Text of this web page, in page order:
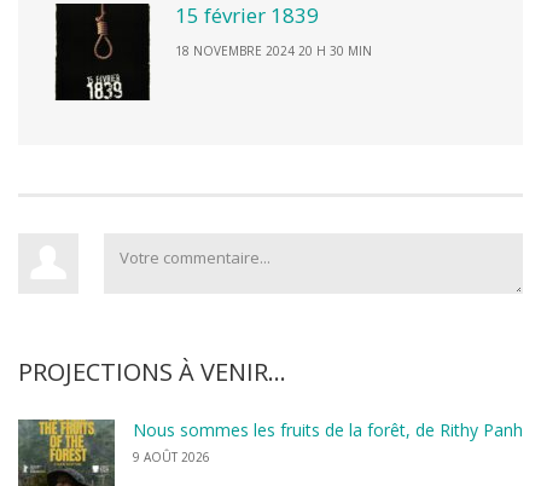
15 février 1839
18 NOVEMBRE 2024 20 H 30 MIN
PROJECTIONS À VENIR…
Nous sommes les fruits de la forêt, de Rithy Panh
9 AOÛT 2026